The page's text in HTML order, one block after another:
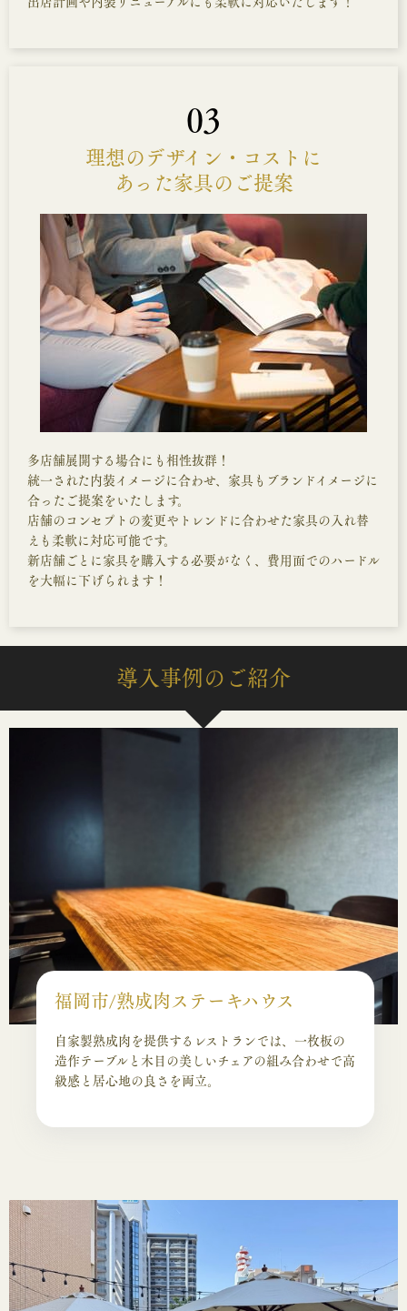
03
理想のデザイン・コストに
あった家具のご提案
多店舗展開する場合にも相性抜群！
統一された内装イメージに合わせ、家具もブランドイメージに
合ったご提案をいたします。
店舗のコンセプトの変更やトレンドに合わせた家具の入れ替
えも柔軟に対応可能です。
新店舗ごとに家具を購入する必要がなく、費用面でのハードル
を大幅に下げられます！
導入事例のご紹介
福岡市/熟成肉ステーキハウス
自家製熟成肉を提供するレストランでは、一枚板の
造作テーブルと木目の美しいチェアの組み合わせで高
級感と居心地の良さを両立。